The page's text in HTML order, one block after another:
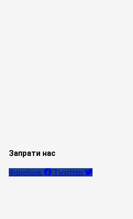
Запрати нас
Фацебоок Тwиттер